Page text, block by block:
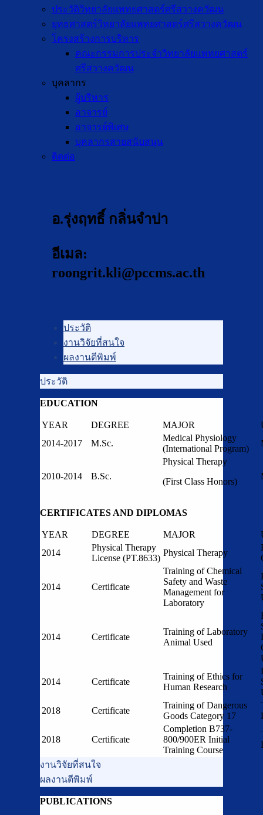
ประวัติวิทยาลัยแพทยศาสตร์ศรีสวางควัฒน
ยุทธศาสตร์วิทยาลัยแพทยศาสตร์ศรีสวางควัฒน
โครงสร้างการบริหาร
คณะกรรมการประจำวิทยาลัยแพทยศาสตร์
ศรีสวางควัฒน
บุคลากร
ผู้บริหาร
อาจารย์
อาจารย์พิเศษ
บุคลากรสายสนับสนุน
ติดต่อ
อ.รุ่งฤทธิ์ กลิ่นจำปา
อีเมล:
roongrit.kli@pccms.ac.th
ประวัติ
งานวิจัยที่สนใจ
ผลงานตีพิมพ์
ประวัติ
EDUCATION
YEAR DEGREE MAJOR
2014-2017
M.Sc.
Medical Physiology
(International Program)
2010-2014 B.Sc.
Physical Therapy
(First Class Honors)
CERTIFICATES AND DIPLOMAS
YEAR DEGREE MAJOR
2014
Physical Therapy
License (PT.8633)
Physical Therapy
2014 Certificate
Training of Chemical
Safety and Waste
Management for
Laboratory
2014 Certificate
Training of Laboratory
Animal Used
2014 Certificate
Training of Ethics for
Human Research
2018
Certificate
Training of Dangerous
Goods Category 17
2018 Certificate
Completion B737-
800/900ER Initial
Training Course
งานวิจัยที่สนใจ
ผลงานตีพิมพ์
PUBLICATIONS